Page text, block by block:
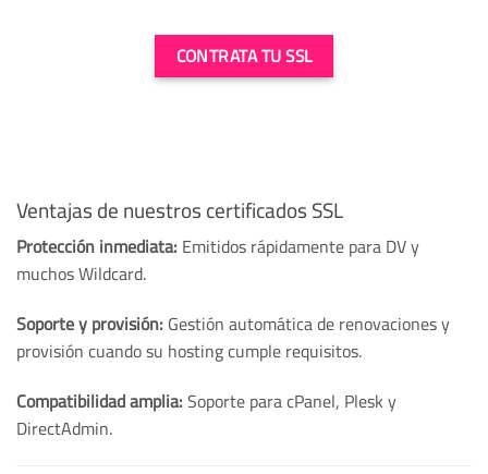
CONTRATA TU SSL
Ventajas de nuestros certificados SSL
Protección inmediata: Emitidos rápidamente para DV y
muchos Wildcard.
Soporte y provisión: Gestión automática de renovaciones y
provisión cuando su hosting cumple requisitos.
Compatibilidad amplia:Soporte para cPanel, Plesk y
DirectAdmin.